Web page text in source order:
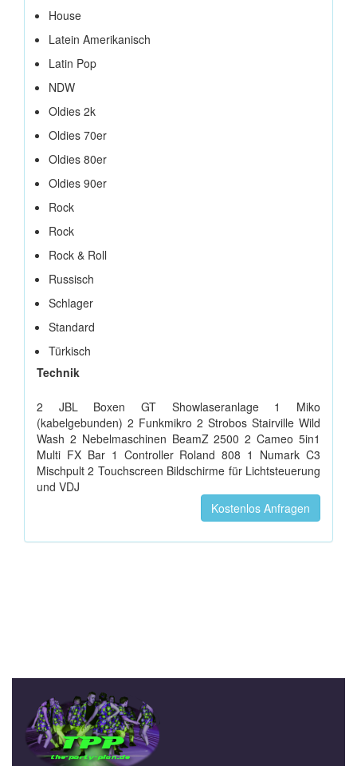
House
Latein Amerikanisch
Latin Pop
NDW
Oldies 2k
Oldies 70er
Oldies 80er
Oldies 90er
Rock
Rock
Rock & Roll
Russisch
Schlager
Standard
Türkisch
Technik
2 JBL Boxen GT Showlaseranlage 1 Miko
(kabelgebunden) 2 Funkmikro 2 Strobos Stairville Wild
Wash 2 Nebelmaschinen BeamZ 2500 2 Cameo 5in1
Multi FX Bar 1 Controller Roland 808 1 Numark C3
Mischpult 2 Touchscreen Bildschirme für Lichtsteuerung
und VDJ
Kostenlos Anfragen